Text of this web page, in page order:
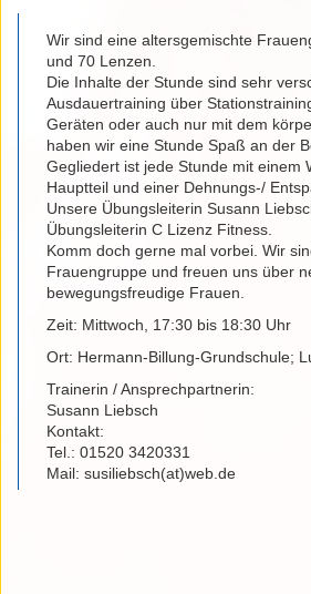
Wir sind eine altersgemischte
und 70 Lenzen.
Die Inhalte der Stunde sind sehr
Ausdauertraining über
Geräten oder auch nur mit dem
haben wir eine Stunde Spaß an der
Gegliedert ist jede Stunde mit einem
Hauptteil und einer Dehnungs-/
Unsere Übungsleiterin Susann
Übungsleiterin C Lizenz Fitness.
Komm doch gerne mal vorbei. Wir
Frauengruppe und freuen uns über
bewegungsfreudige Frauen.
Zeit: Mittwoch, 17:30 bis 18:30 Uhr
Ort: Hermann-Billung-Grundschule;
Trainerin / Ansprechpartnerin:
Susann Liebsch
Kontakt:
Tel.: 01520 3420331
Mail: susiliebsch(at)web.de